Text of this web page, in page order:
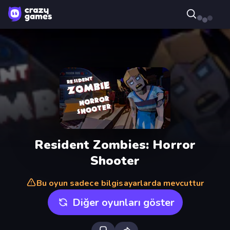
Resident Zombies: Horror
Shooter
Bu oyun sadece bilgisayarlarda mevcuttur
Diğer oyunları göster